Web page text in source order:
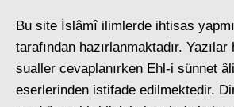
Bu site İslâmî ilimlerde ihtisas
tarafından hazırlanmaktadır. Yazılar
sualler cevaplanırken Ehl-i sünnet
eserlerinden istifade edilmektedir.